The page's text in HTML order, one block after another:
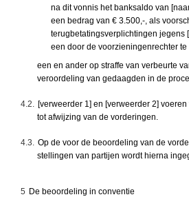
na dit vonnis het banksaldo van
een bedrag van € 3.500,-, als
terugbetatingsverplichtingen jegens
een door de voorzieningenrechter te
een en ander op straffe van verbeurte
veroordeling van gedaagden in de
4.2. [verweerder 1] en [verweerder 2]
tot afwijzing van de vorderingen.
4.3. Op de voor de beoordeling van de
stellingen van partijen wordt hierna
5 De beoordeling in conventie